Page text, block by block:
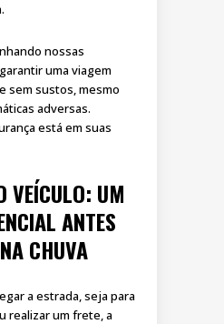
nossas
uma viagem
sem sustos, mesmo
adversas.
está em suas
VEÍCULO: UM
ANTES
CHUVA
a estrada, seja para
realizar um frete, a